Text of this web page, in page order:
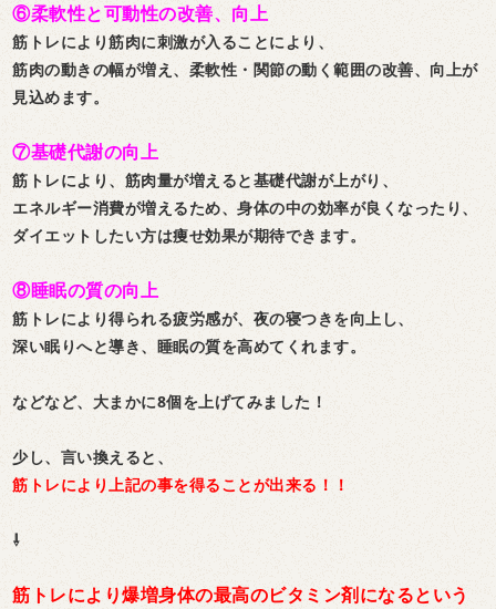
⑥柔軟性と可動性の改善、向上
筋トレにより筋肉に刺激が入ることにより、
筋肉の動きの幅が増え、柔軟性・関節の動く範囲の改善、向上が
見込めます。
⑦基礎代謝の向上
筋トレにより、筋肉量が増えると基礎代謝が上がり、
エネルギー消費が増えるため、身体の中の効率が良くなったり、
ダイエットしたい方は痩せ効果が期待できます。
⑧睡眠の質の向上
筋トレにより得られる疲労感が、夜の寝つきを向上し、
深い眠りへと導き、睡眠の質を高めてくれます。
などなど、大まかに8個を上げてみました！
少し、言い換えると、
筋トレにより上記の事を得ることが出来る！！
⇩
筋トレにより爆増身体の最高のビタミン剤になるという